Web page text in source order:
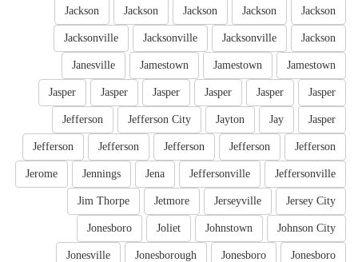
Jackson
Jackson
Jackson
Jackson
Jackson
Jackson
Jacksonville
Jacksonville
Jacksonville
Jamestown
Jamestown
Jamestown
Janesville
Jasper
Jasper
Jasper
Jasper
Jasper
Jasper
Jasper
Jay
Jayton
Jefferson City
Jefferson
Jefferson
Jefferson
Jefferson
Jefferson
Jefferson
Jeffersonville
Jeffersonville
Jena
Jennings
Jerome
Jersey City
Jerseyville
Jetmore
Jim Thorpe
Johnson City
Johnstown
Joliet
Jonesboro
Jonesboro
Jonesboro
Jonesborough
Jonesville